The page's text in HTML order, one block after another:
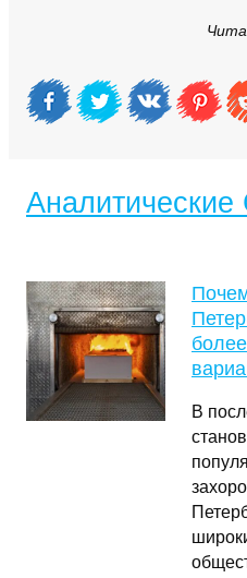
Аналитические
В